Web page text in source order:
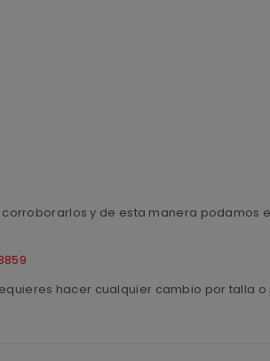
y de esta manera podamos
hacer cualquier cambio por talla